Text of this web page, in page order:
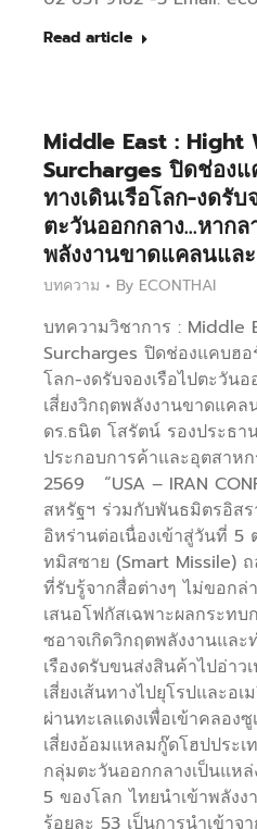
Read article
Middle East : Hight
Surcharges ปิดช่อง
ทางเดินเรือโลก-งดรับ
ตะวันออกกลาง…หากล
พลังงานขาดแคลนแล
บทความ By ECONTHAI
บทความวิชาการ : Middle
Surcharges ปิดช่องแคบฮอ
โลก-งดรับจองเรือไปตะวัน
เสี่ยงวิกฤตพลังงานขาดแค
ดร.ธนิต โสรัตน์ รองประธา
ประกอบการค้าและอุตสา
2569 “USA – IRAN
สหรัฐฯ ร่วมกับพันธมิตรอิสร
อิหร่านต่อเนื่องเข้าสู่วันที่ 5
ทมิสซาย (Smart Missile)
ที่รับรู้จากสื่อต่างๆ ไม่ขอกล่
เสนอโฟกัสเฉพาะผลกระท
ซอาจเกิดวิกฤตพลังงานและ
เรืองดรับขนส่งสินค้าไปอ่าว
เสี่ยงเส้นทางไปยุโรปและอ
ผ่านทะเลแดงเพื่อเข้าคลอง
เสี่ยงอ้อมแหลมกู๊ดโฮปประ
กลุ่มตะวันออกกลางเป็นแห
5 ของโลก ไทยนำเข้าพลัง